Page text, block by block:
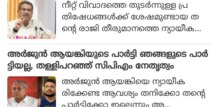
നീറ്റ് വിവാദത്തെ തുടര്‍ന്നുള്ള പ്ര
തിഷേധങ്ങള്‍ക്ക് ശേഷമുണ്ടായ ത
ന്റെ രാജി തീരുമാനത്തെ ന്യായീക
രിച്ചുകൊണ്ടാണ് ഭുവനേശ്വറിലെ ജെ
എം സര്‍വകലാശാലയിലെ
വിദ്യാര്‍ഥികളോടും അധ്യാപകരോടും
ധര്‍മേന്ദ്ര പ്രധാന്‍ സംസാരിച്ചത്.
അർജുൻ ആയങ്കിയുടെ പാർട്ടി ഞങ്ങളുടെ പാർ
ട്ടിയല്ല, തള്ളിപറഞ്ഞ് സിപിഎം നേതൃത്വം
അര്‍ജുന്‍ ആയങ്കിയെ ന്യായീക
രിക്കേണ്ട ആവശ്യം തനിക്കോ തന്റെ